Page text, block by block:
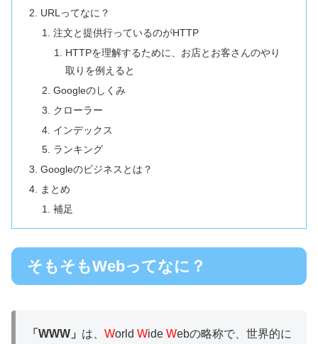
URLってなに？
注文と提供行っているのがHTTP
HTTPを理解するために、お店とお客さんのやり
取りを例えると
Googleのしくみ
クローラー
インデックス
ランキング
Googleのビジネスとは？
まとめ
補足
そもそもWebってなに？
「WWW」 は、 World Wide Webの略称で、世界的に